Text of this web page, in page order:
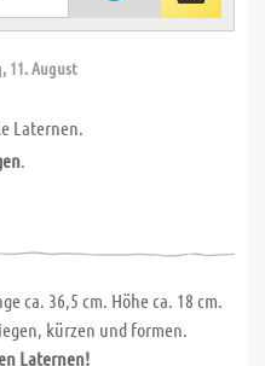
11. August
Laternen.
.
ca. 36,5 cm. Höhe ca. 18 cm.
kürzen und formen.
Laternen!